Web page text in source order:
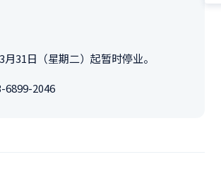
31日（星期二）起暂时停业。
6899-2046